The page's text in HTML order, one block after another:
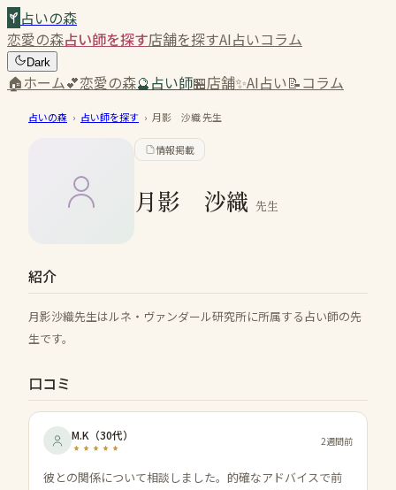
占いの森
恋愛の森占い師を探す店舗を探すAI占いコラム
Dark
🏠ホーム💕恋愛の森🔮占い師🏪店舗✨AI占い📝コラム
占いの森 › 占い師を探す › 月影 沙織先生
情報掲載
月影 沙織 先生
紹介
月影沙織先生はルネ・ヴァンダール研究所に所属する占い師の先
生です。
口コミ
M.K （30代） 2週間前
彼との関係について相談しました。的確なアドバイスで前